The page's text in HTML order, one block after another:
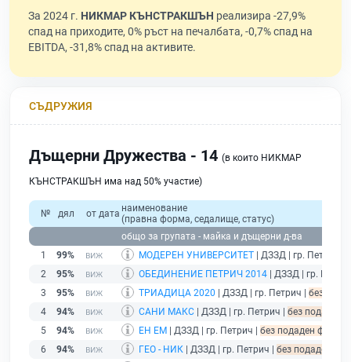
За 2024 г. НИКМАР КЪНСТРАКШЪН реализира -27,9%
спад на приходите, 0% ръст на печалбата, -0,7% спад на
EBITDA, -31,8% спад на активите.
СЪДРУЖИЯ
Дъщерни Дружества - 14 (в които НИКМАР
КЪНСТРАКШЪН има над 50% участие)
№ дял от дата наименование
(правна форма, седалище, статус)
общо за групата - майка и дъщерни д-ва
1
99% МОДЕРЕН УНИВЕРСИТЕТ | ДЗЗД | гр. Петрич |
2
95% ОБЕДИНЕНИЕ ПЕТРИЧ 2014 | ДЗЗД | гр.
3
95% ТРИАДИЦА 2020 | ДЗЗД | гр. Петрич | без
4
94% САНИ МАКС | ДЗЗД | гр. Петрич | без подаден
5
94% ЕН ЕМ | ДЗЗД | гр. Петрич | без подаден
6
94% ГЕО - НИК | ДЗЗД | гр. Петрич | без подаден